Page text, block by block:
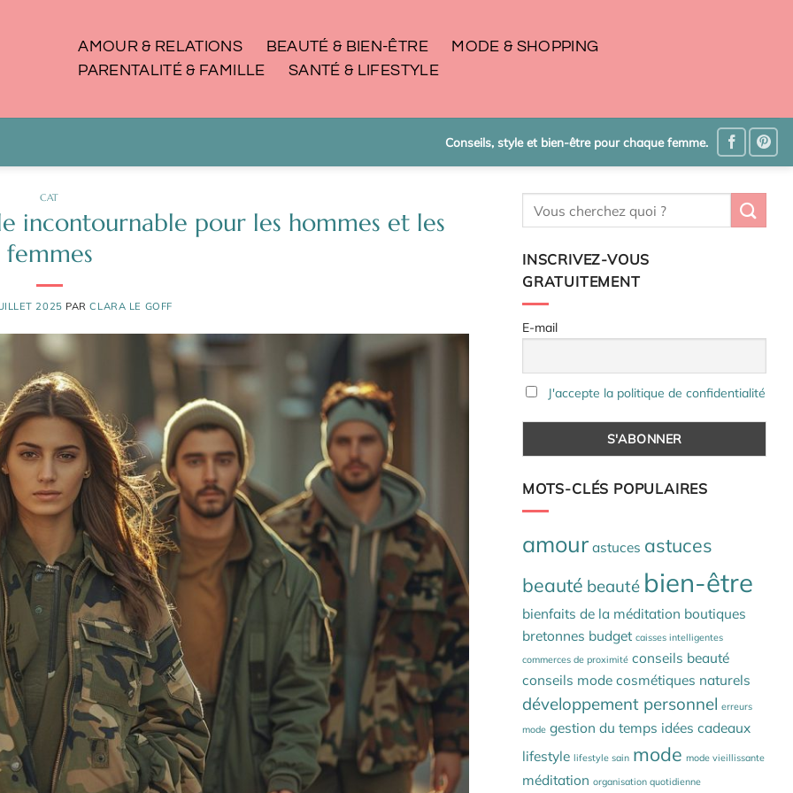
AMOUR & RELATIONS BEAUTÉ & BIEN-ÊTRE
MODE & SHOPPING
PARENTALITÉ & FAMILLE
SANTÉ & LIFESTYLE
Conseils, style et bien-être pour chaque femme.
CAT
incontournable pour les hommes et les
femmes
2025 PARCLARA LE GOFF
INSCRIVEZ-VOUS
GRATUITEMENT
E-mail
J'accepte la politique de confidentialité
MOTS-CLÉS POPULAIRES
amour astuces astuces
beauté beauté bien-être
bienfaits de la méditation boutiques
bretonnes budget caisses intelligentes
commerces de proximité conseils beauté
conseils mode cosmétiques naturels
développement personnel erreurs
mode gestion du temps idées cadeaux
lifestyle lifestyle sain mode mode vieillissante
méditation organisation quotidienne